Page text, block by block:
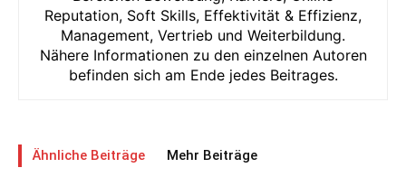
Reputation, Soft Skills, Effektivität & Effizienz,
Management, Vertrieb und Weiterbildung.
Nähere Informationen zu den einzelnen Autoren
befinden sich am Ende jedes Beitrages.
Ähnliche Beiträge Mehr Beiträge